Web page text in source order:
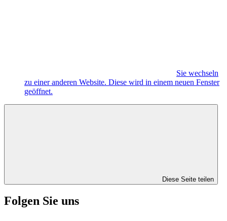
Sie wechseln
zu einer anderen Website. Diese wird in einem neuen Fenster
geöffnet.
Diese Seite teilen
Folgen Sie uns